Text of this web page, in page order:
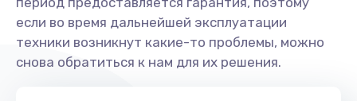
если во время дальнейшей эксплуатации
техники возникнут какие-то проблемы, можно
снова обратиться к нам для их решения.